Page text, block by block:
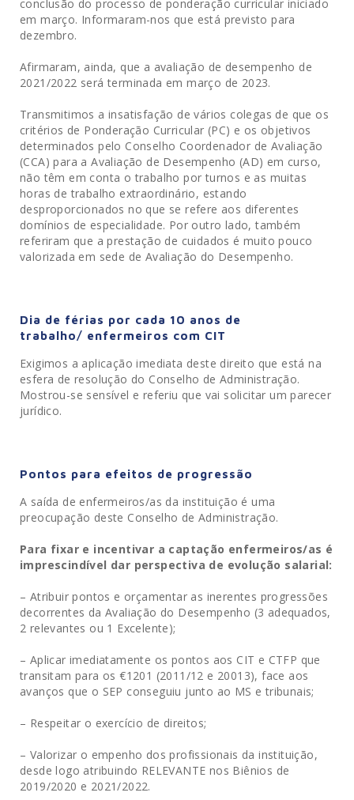
conclusão do processo de ponderação curricular iniciado
em março. Informaram-nos que está previsto para
dezembro.
Afirmaram, ainda, que a avaliação de desempenho de
2021/2022 será terminada em março de 2023.
Transmitimos a insatisfação de vários colegas de que os
critérios de Ponderação Curricular (PC) e os objetivos
determinados pelo Conselho Coordenador de Avaliação
(CCA) para a Avaliação de Desempenho (AD) em curso,
não têm em conta o trabalho por turnos e as muitas
horas de trabalho extraordinário, estando
desproporcionados no que se refere aos diferentes
domínios de especialidade. Por outro lado, também
referiram que a prestação de cuidados é muito pouco
valorizada em sede de Avaliação do Desempenho.
Dia de férias por cada 10 anos de
trabalho/ enfermeiros com CIT
Exigimos a aplicação imediata deste direito que está na
esfera de resolução do Conselho de Administração.
Mostrou-se sensível e referiu que vai solicitar um parecer
jurídico.
Pontos para efeitos de progressão
A saída de enfermeiros/as da instituição é uma
preocupação deste Conselho de Administração.
Para fixar e incentivar a captação enfermeiros/as é
imprescindível dar perspectiva de evolução salarial:
– Atribuir pontos e orçamentar as inerentes progressões
decorrentes da Avaliação do Desempenho (3 adequados,
2 relevantes ou 1 Excelente);
– Aplicar imediatamente os pontos aos CIT e CTFP que
transitam para os €1201 (2011/12 e 20013), face aos
avanços que o SEP conseguiu junto ao MS e tribunais;
– Respeitar o exercício de direitos;
– Valorizar o empenho dos profissionais da instituição,
desde logo atribuindo RELEVANTE nos Biênios de
2019/2020 e 2021/2022.